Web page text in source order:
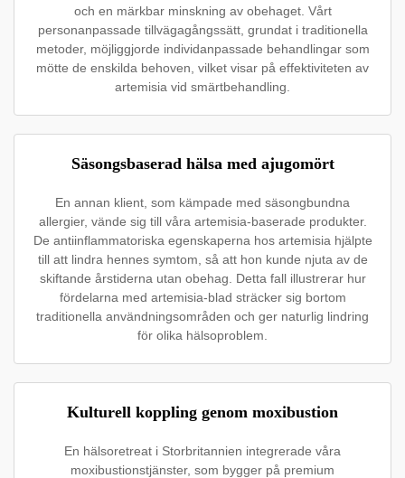
och en märkbar minskning av obehaget. Vårt
personanpassade tillvägagångssätt, grundat i traditionella
metoder, möjliggjorde individanpassade behandlingar som
mötte de enskilda behoven, vilket visar på effektiviteten av
artemisia vid smärtbehandling.
Säsongsbaserad hälsa med ajugomört
En annan klient, som kämpade med säsongbundna
allergier, vände sig till våra artemisia-baserade produkter.
De antiinflammatoriska egenskaperna hos artemisia hjälpte
till att lindra hennes symtom, så att hon kunde njuta av de
skiftande årstiderna utan obehag. Detta fall illustrerar hur
fördelarna med artemisia-blad sträcker sig bortom
traditionella användningsområden och ger naturlig lindring
för olika hälsoproblem.
Kulturell koppling genom moxibustion
En hälsoretreat i Storbritannien integrerade våra
moxibustionstjänster, som bygger på premium